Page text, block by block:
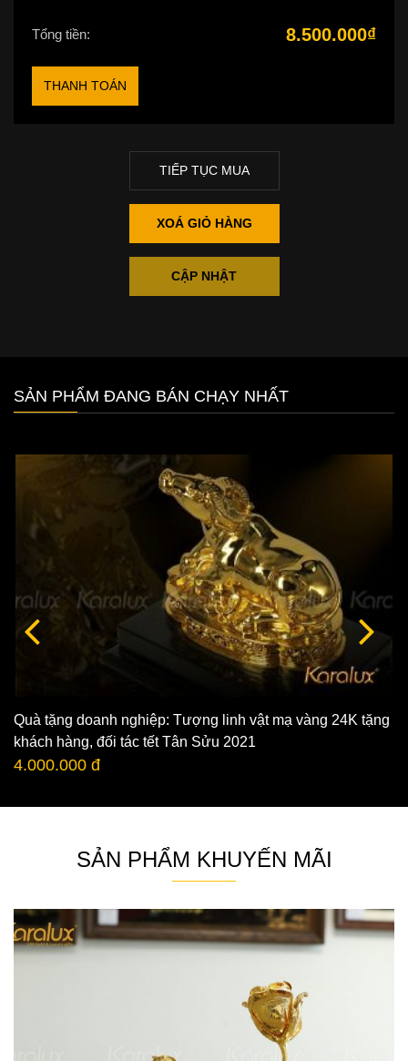
Tổng tiền: 8.500.000₫
THANH TOÁN
TIẾP TỤC MUA
XOÁ GIỎ HÀNG
CẬP NHẬT
SẢN PHẨM ĐANG BÁN CHẠY NHẤT
Quà tặng doanh nghiệp: Tượng linh vật mạ vàng 24K tặng
khách hàng, đối tác tết Tân Sửu 2021
4.000.000 đ
SẢN PHẨM KHUYẾN MÃI